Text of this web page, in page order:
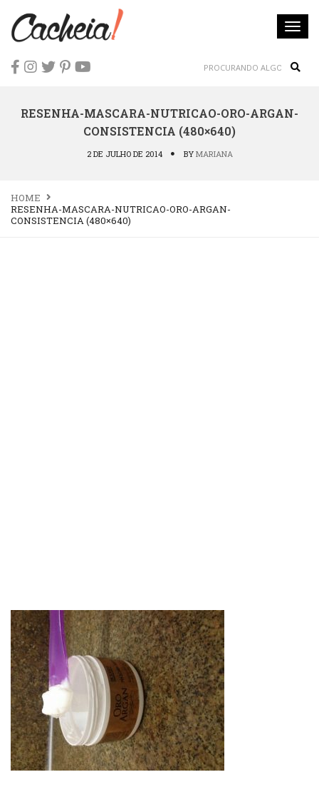
RESENHA-MASCARA-NUTRICAO-ORO-ARGAN-
CONSISTENCIA (480×640)
2 DE JULHO DE 2014 BY MARIANA
HOME
RESENHA-MASCARA-NUTRICAO-ORO-ARGAN-
CONSISTENCIA (480×640)